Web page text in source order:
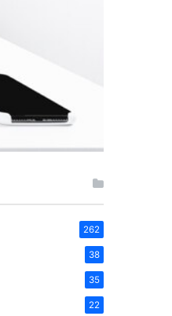
262
38
35
22